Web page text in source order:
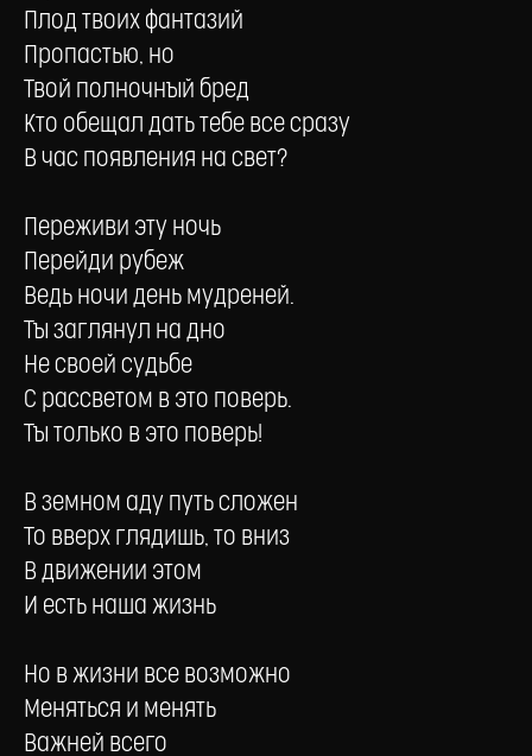
Плод твоих фантазий
Пропастью, но
Твой полночный бред
Кто обещал дать тебе все сразу
В час появления на свет?
Переживи эту ночь
Перейди рубеж
Ведь ночи день мудреней.
Ты заглянул на дно
Не своей судьбе
С рассветом в это поверь.
Ты только в это поверь!
В земном аду путь сложен
То вверх глядишь, то вниз
В движении этом
И есть наша жизнь
Но в жизни все возможно
Меняться и менять
Важней всего